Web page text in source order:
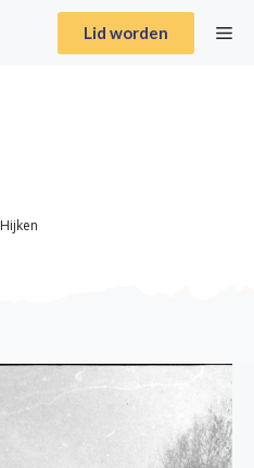
Lid worden
Hijken